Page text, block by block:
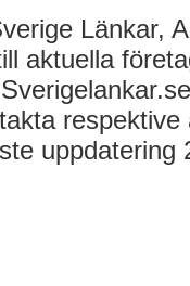
Länkar,
aktuella
uppdatering